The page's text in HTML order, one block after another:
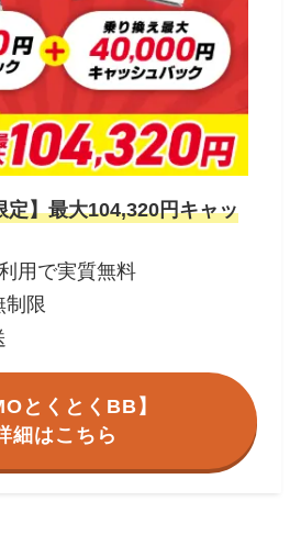
定】最大104,320円キャッ
用で実質無料
制限
とくとくBB】
細はこちら